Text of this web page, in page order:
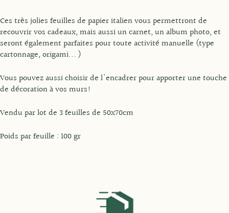
Ces très jolies feuilles de papier italien vous permettront de
recouvrir vos cadeaux, mais aussi un carnet, un album photo, et
seront également parfaites pour toute activité manuelle (type
cartonnage, origami... )
Vous pouvez aussi choisir de l'encadrer pour apporter une touche
de décoration à vos murs!
Vendu par lot de 3 feuilles de 50x70cm
Poids par feuille : 100 gr